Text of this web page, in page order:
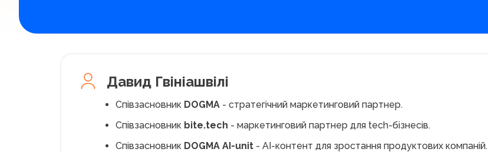
Давид Гвініашвілі
Співзасновник DOGMA - стратегічний маркетинговий партнер.
Співзасновник bite.tech - маркетинговий партнер для tech-бізнесів.
Співзасновник DOGMA AI-unit - AI-контент для зростання продуктових компаній.